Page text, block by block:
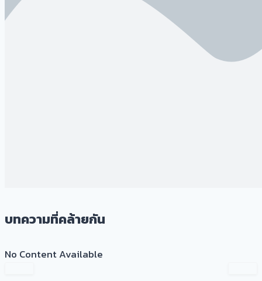
บทความที่คล้ายกัน
No Content Available